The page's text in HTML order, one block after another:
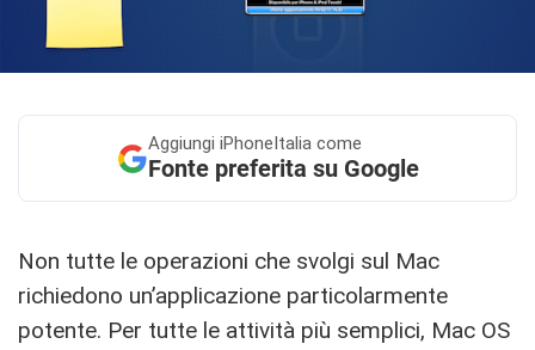
Aggiungi iPhoneItalia come
Fonte preferita su Google
Non tutte le operazioni che svolgi sul Mac
richiedono un’applicazione particolarmente
potente. Per tutte le attività più semplici, Mac OS